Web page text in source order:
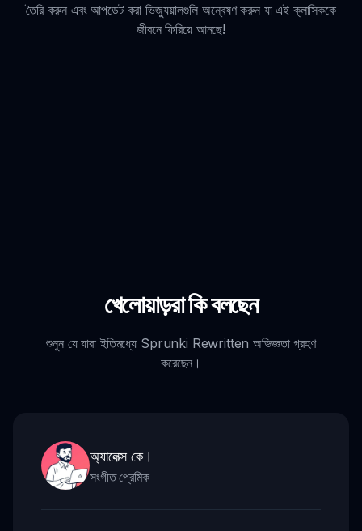
তৈরি করুন এবং আপডেট করা ভিজ্যুয়ালগুলি অন্বেষণ করুন যা এই ক্লাসিককে
জীবনে ফিরিয়ে আনছে!
খেলোয়াড়রা কি বলছেন
শুনুন যে যারা ইতিমধ্যে Sprunki Rewritten অভিজ্ঞতা গ্রহণ
করেছেন।
অ্যালেক্স কে।
সংগীত প্রেমিক